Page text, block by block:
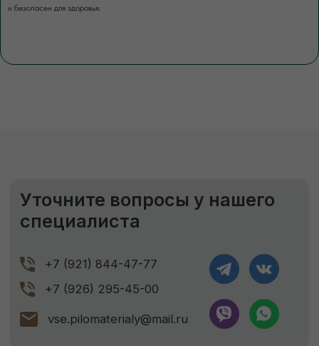
и безопасен для здоровья.
В нашей компании погрузка товаров идет